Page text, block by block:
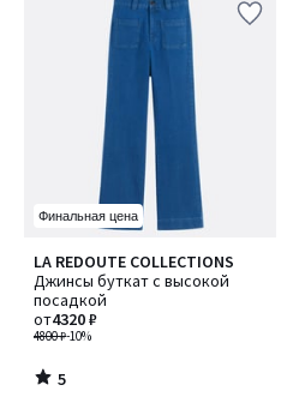
Финальная цена
LA REDOUTE COLLECTIONS
Джинсы буткат с высокой
посадкой
4800 ₽-10%
от4320 ₽
5
/
5
5
/